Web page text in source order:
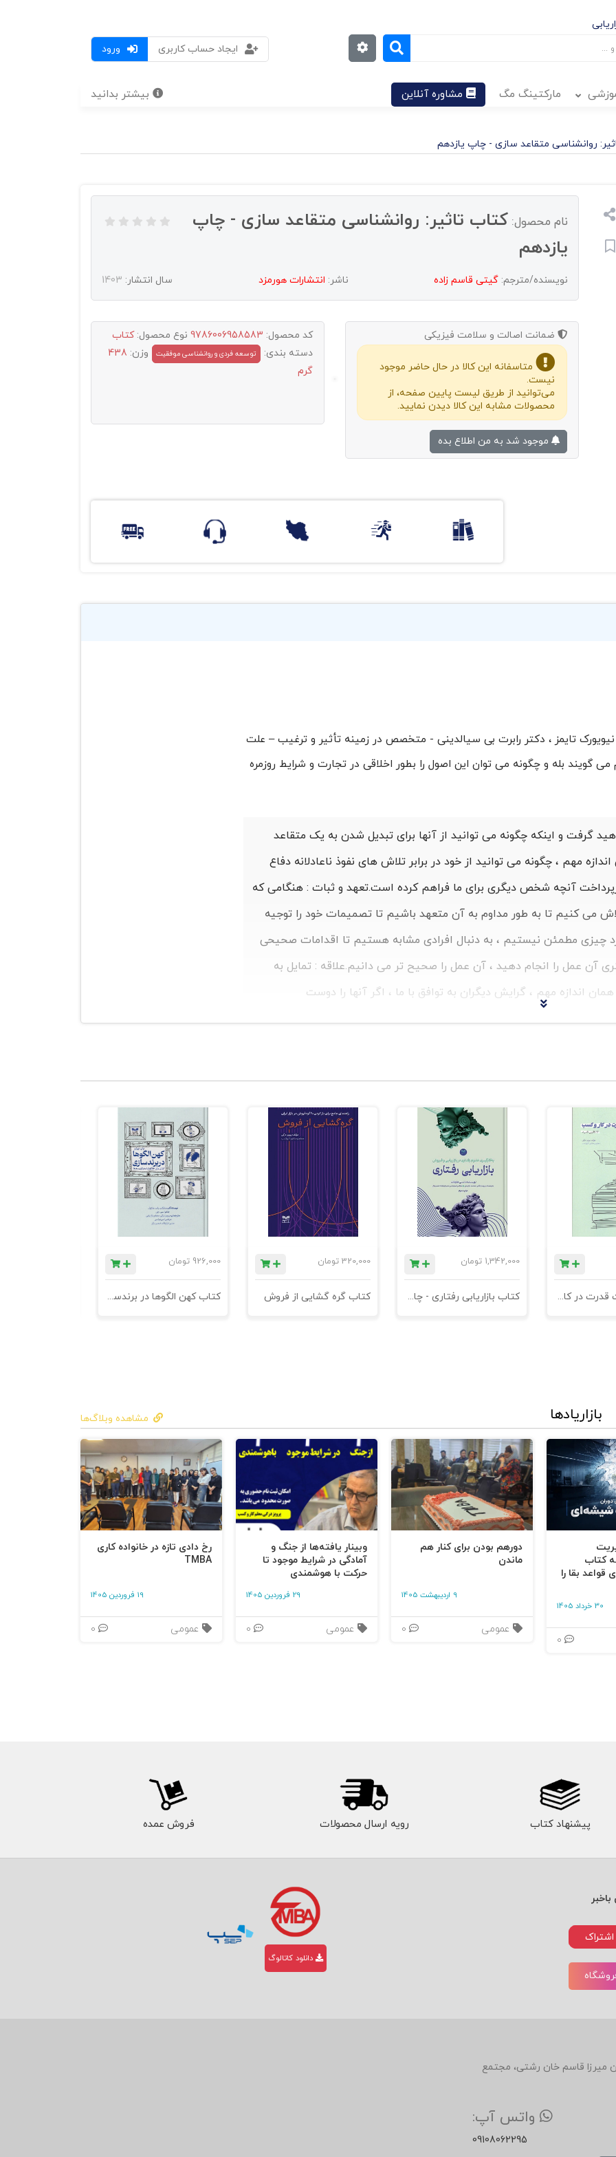
ورود
ایجاد حساب کاربری
مارکتینگ مگ مشاوره آنلاین بیشتر بدانید
روانشناسی متقاعد سازی - چاپ یازدهم
نام محصول: کتاب تاثیر: روانشناسی متقاعد سازی - چاپ
یازدهم
نویسنده/مترجم: گیتی قاسم‌‌ زاده ناشر: انتشارات هورمزد سال انتشار: 1403
ضمانت اصالت و سلامت فیزیکی
متاسفانه این کالا در حال حاضر موجود
نیست.
می‌توانید از طریق لیست پایین صفحه، از
محصولات مشابه این کالا دیدن نمایید.
کد محصول: 9786006958583 نوع محصول:کتاب
دسته بندی:
توسعه فردی و روانشناسی موفقیت وزن: 438
گرم
تایمز ، دکتر رابرت بی سیالدینی - متخصص در زمینه تأثیر و ترغیب – علت
گویند بله و چگونه می توان این اصول را بطور اخلاقی در تجارت و شرایط روزمره
گرفت و اینکه چگونه می توانید از آنها برای تبدیل شدن به یک متقاعد
مهم ، چگونه می توانید از خود در برابر تلاش های نفوذ ناعادلانه دفاع
آنچه شخص دیگری برای ما فراهم کرده است.تعهد و ثبات : هنگامی که
می کنیم تا به طور مداوم به آن متعهد باشیم تا تصمیمات خود را توجیه
چیزی مطمئن نیستیم ، به دنبال افرادی مشابه هستیم تا اقدامات صحیحی
آن عمل را انجام دهید ، آن عمل را صحیح تر می دانیم.علاقه : تمایل به
اندازه مهم ، گرایش دیگران به توافق با ما ، اگر آنها را دوست
درک و استفاده از شش اصل اخلاقی بدون هزینه و به شکل فریبنده ای آسان است. بر پایه ی 35 سال تحقیق علمی مبتنی بر شواهد
سه ساله در مورد آنچه مردم را به سمت تغییر رفتار سوق می دهد – کتاب تأثیر ،
برای تقویت توانایی شما جهت تغییر دادن رفتار دیگران است.
کتاب مدیریت قدرت در کاروکسب
1,342,000 تومان
کتاب بازاریابی رفتاری - چاپ سوم
320,000 تومان
کتاب گره گشایی از فروش
926,000 تومان
کتاب کهن الگوها در برندسازی - ابزاری برای خلاقها و استراتژیست ها
مشاهده وبلاگ‌ها بازاریادها
کتاب
بقا را
30 خرداد 1405
دورهم بودن برای کنار هم
ماندن
9 اردیبهشت 1405
عمومی
وبینار یافته‌ها از جنگ و
آمادگی در شرایط موجود تا
حرکت با هوشمندی
29 فروردین 1405
عمومی
رخ دادی تازه در خانواده کاری
TMBA
19 فروردین 1405
عمومی
پیشنهاد کتاب رویه ارسال محصولات فروش عمده
اشتراک
دانلود کاتالوگ
روبروی رستوران میرزا قاسم خان رشتی، مجتمع
واتس آپ:
09108062295